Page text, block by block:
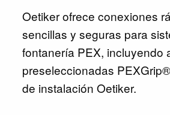
Oetiker ofrece conexiones
sencillas y seguras para
fontanería PEX, incluyendo
preseleccionadas
de instalación Oetiker.